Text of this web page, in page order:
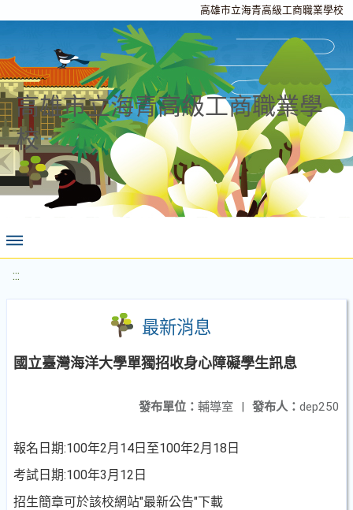
高雄市立海青高級工商職業學校
高雄市立海青高級工商職業學
校
:::
最新消息
國立臺灣海洋大學單獨招收身心障礙學生訊息
發布人： dep250
發布單位： 輔導室 |
報名日期:100年2月14日至100年2月18日
考試日期:100年3月12日
招生簡章可於該校網站"最新公告"下載